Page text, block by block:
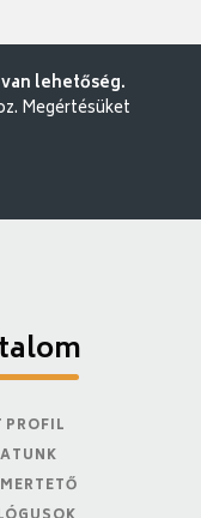
lehetőség.
Megértésüket
PROFIL